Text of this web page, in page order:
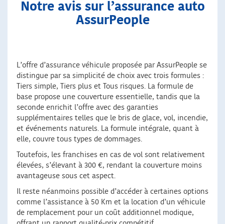
Notre avis sur l’assurance auto
AssurPeople
L’offre d’assurance véhicule proposée par AssurPeople se
distingue par sa simplicité de choix avec trois formules :
Tiers simple, Tiers plus et Tous risques. La formule de
base propose une couverture essentielle, tandis que la
seconde enrichit l’offre avec des garanties
supplémentaires telles que le bris de glace, vol, incendie,
et événements naturels. La formule intégrale, quant à
elle, couvre tous types de dommages.
Toutefois, les franchises en cas de vol sont relativement
élevées, s’élevant à 300 €, rendant la couverture moins
avantageuse sous cet aspect.
Il reste néanmoins possible d’accéder à certaines options
comme l’assistance à 50 Km et la location d’un véhicule
de remplacement pour un coût additionnel modique,